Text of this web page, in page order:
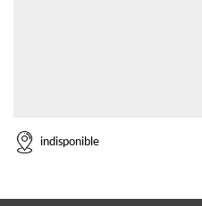
indisponible